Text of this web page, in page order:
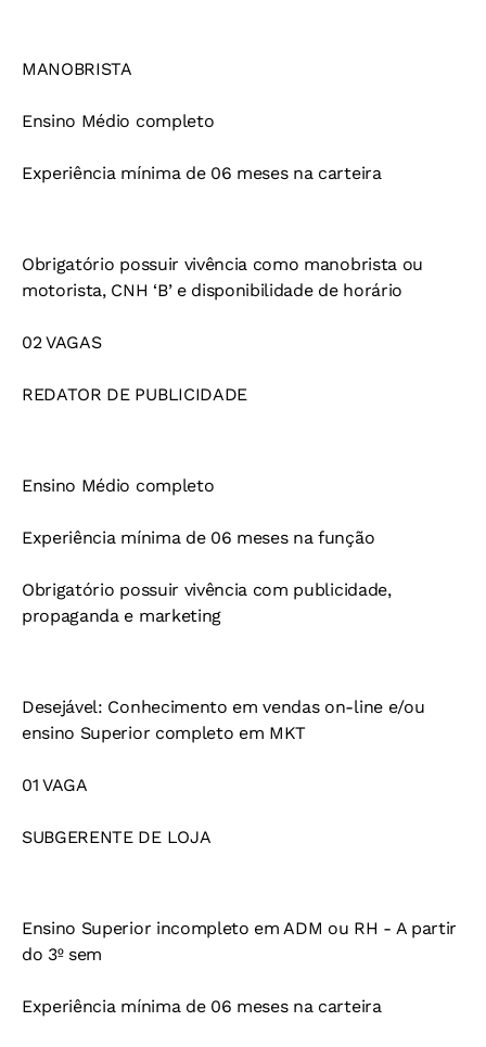
MANOBRISTA
Ensino Médio completo
Experiência mínima de 06 meses na carteira
Obrigatório possuir vivência como manobrista ou
motorista, CNH ‘B’ e disponibilidade de horário
02 VAGAS
REDATOR DE PUBLICIDADE
Ensino Médio completo
Experiência mínima de 06 meses na função
Obrigatório possuir vivência com publicidade,
propaganda e marketing
Desejável: Conhecimento em vendas on-line e/ou
ensino Superior completo em MKT
01 VAGA
SUBGERENTE DE LOJA
Ensino Superior incompleto em ADM ou RH - A partir
do 3º sem
Experiência mínima de 06 meses na carteira